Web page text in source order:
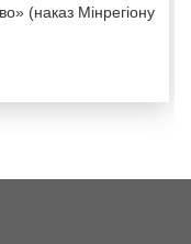
(наказ Мінрегіону